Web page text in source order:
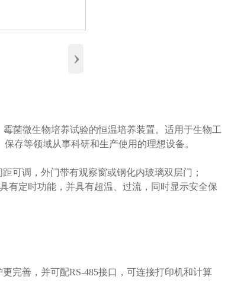
›
菌微生物培养试验的恒温培养装置。适用于生物工
存等领域从事科研和生产使用的理想设备。
可调，外门带有观察窗或钢化内玻璃双层门；
有定时功能，并具有超温、过流，同时显示安全保
完善，并可配RS-485接口，可连接打印机和计算